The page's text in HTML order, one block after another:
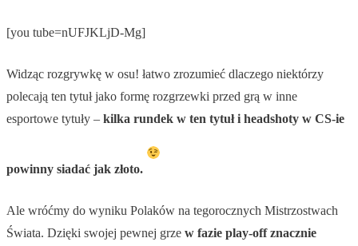
[you tube=nUFJKLjD-Mg]
Widząc rozgrywkę w osu! łatwo zrozumieć dlaczego niektórzy
polecają ten tytuł jako formę rozgrzewki przed grą w inne
esportowe tytuły – kilka rundek w ten tytuł i headshoty w CS-ie
powinny siadać jak złoto.
Ale wróćmy do wyniku Polaków na tegorocznych Mistrzostwach
Świata. Dzięki swojej pewnej grze w fazie play-off znacznie